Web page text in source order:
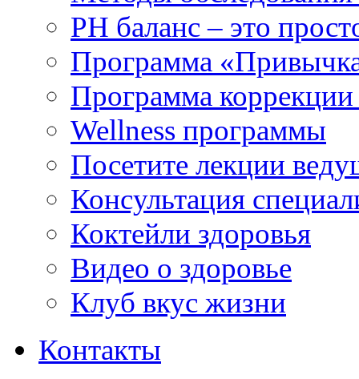
РH баланс – это
Программа
Программа коррекции
Wellness программы
Посетите лекции
Консультация
Коктейли здоровья
Видео о здоровье
Клуб вкус жизни
Контакты